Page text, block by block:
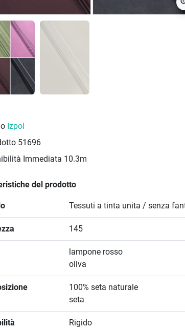
Izpol
51696
Immediata 10.3m
del prodotto
Tessuti a tinta unita / senza
145
lampone rosso
oliva
100% seta naturale
seta
Rigido